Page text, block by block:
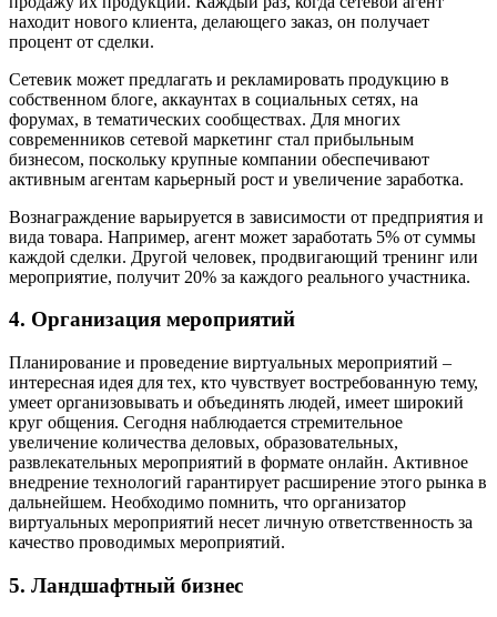
находит нового клиента, делающего заказ, он получает
процент от сделки.
Сетевик может предлагать и рекламировать продукцию в
собственном блоге, аккаунтах в социальных сетях, на
форумах, в тематических сообществах. Для многих
современников сетевой маркетинг стал прибыльным
бизнесом, поскольку крупные компании обеспечивают
активным агентам карьерный рост и увеличение заработка.
Вознаграждение варьируется в зависимости от предприятия и
вида товара. Например, агент может заработать 5% от суммы
каждой сделки. Другой человек, продвигающий тренинг или
мероприятие, получит 20% за каждого реального участника.
4. Организация мероприятий
Планирование и проведение виртуальных мероприятий –
интересная идея для тех, кто чувствует востребованную тему,
умеет организовывать и объединять людей, имеет широкий
круг общения. Сегодня наблюдается стремительное
увеличение количества деловых, образовательных,
развлекательных мероприятий в формате онлайн. Активное
внедрение технологий гарантирует расширение этого рынка в
дальнейшем. Необходимо помнить, что организатор
виртуальных мероприятий несет личную ответственность за
качество проводимых мероприятий.
5. Ландшафтный бизнес